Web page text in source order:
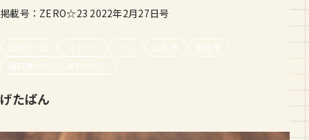
掲載号：ZERO☆23 2022年2月27日号
ZERO☆23 スイーツ 山形市
新庄市
毎日食べたいしあわせパン
げたぱん